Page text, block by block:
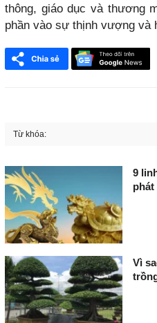
thông, giáo dục và thương
phần vào sự thịnh vượng và
Từ khóa:
9
phát
Vì